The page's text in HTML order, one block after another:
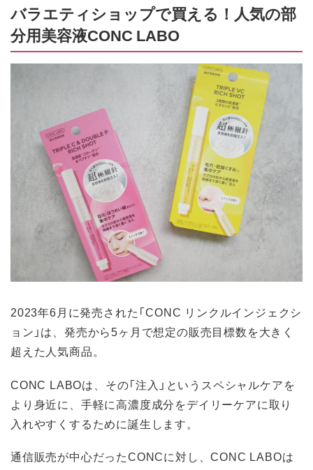
バラエティショップで買える！人気の部
分用美容液CONC LABO
2023年6月に発売された「CONC リンクルインジェクシ
ョン」は、発売から5ヶ月で想定の販売目標数を大きく
超えた人気商品。
CONC LABOは、その「注入」というスペシャルケアを
より身近に、手軽に高濃度成分をデイリーケアに取り
入れやすくするために誕生します。
通信販売が中心だったCONCに対し、CONC LABOは